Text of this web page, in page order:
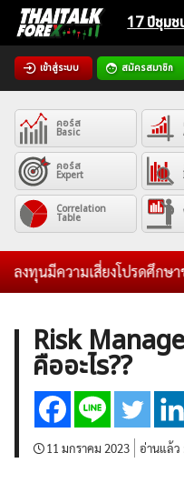
Skip
content
17 ปีชุมช
เข้าสู่ระบบ สมัครสมาชิก
Home
News
Articles
VPS Register
ค้นหา
สำหรับ:
คอร์ส
Basic
คอร์ส
Expert
Correlation
Table
งทุนมีความเสี่ยงโปรดศึกษา
Risk
คืออะไร??
11 มกราคม 2023 อ่านแล้ว